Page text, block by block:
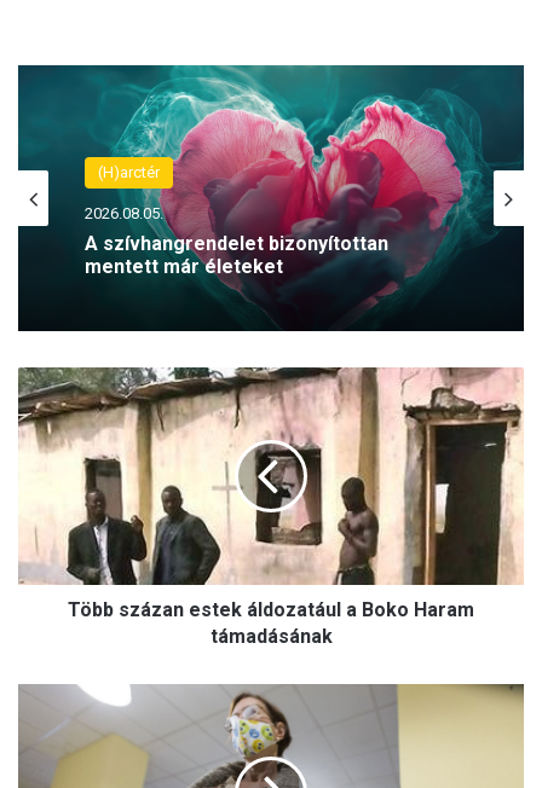
(H)arctér
2026.08.05.
A szívhangrendelet bizonyítottan
mentett már életeket
T
ö
b
z
a
t
Több százan estek áldozatául a Boko Haram
támadásának